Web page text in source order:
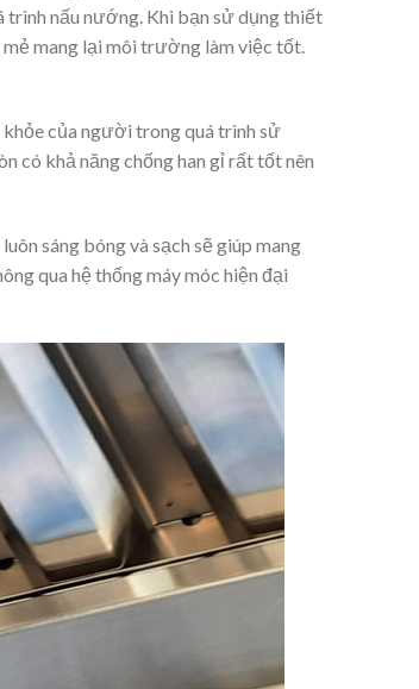
trình nấu nướng. Khi bạn sử dụng thiết
mẻ mang lại môi trường làm việc tốt.
của người trong quá trình sử
có khả năng chống han gỉ rất tốt nên
sáng bóng và sạch sẽ giúp mang
qua hệ thống máy móc hiện đại